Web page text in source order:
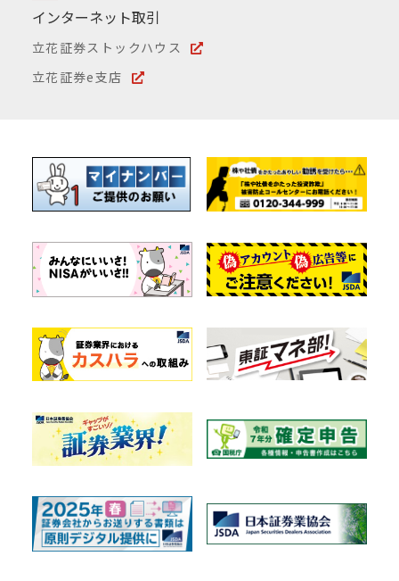
インターネット取引
立花証券ストックハウス
立花証券e支店